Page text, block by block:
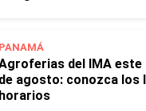
PANAMÁ
del IMA este
de agosto: conozca los
horarios